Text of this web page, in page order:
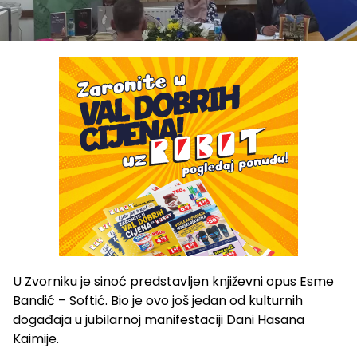
U Zvorniku je sinoć predstavljen književni opus Esme
Bandić – Softić. Bio je ovo još jedan od kulturnih
događaja u jubilarnoj manifestaciji Dani Hasana
Kaimije.